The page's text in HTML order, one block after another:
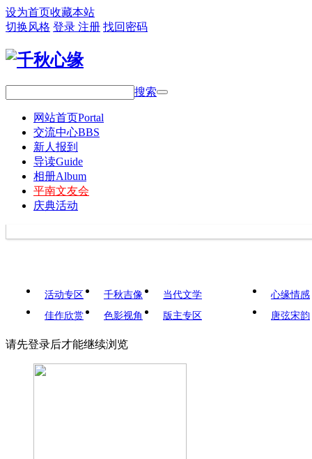
设为首页收藏本站
切换风格 登录 注册 找回密码
搜索
网站首页Portal
交流中心BBS
新人报到
导读Guide
相册Album
平南文友会
庆典活动
活动专区 千秋吉像
当代文学
佳作欣赏
色影视角 版主专区
心缘情感
唐弦宋韵
请先登录后才能继续浏览